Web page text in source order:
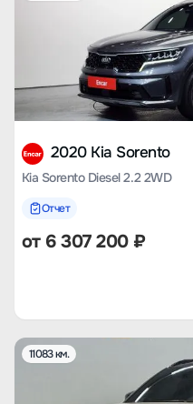
2020 Kia Sorento
Kia Sorento Diesel 2.2 2WD
Отчет
от 6 307 200₽
11083 км.